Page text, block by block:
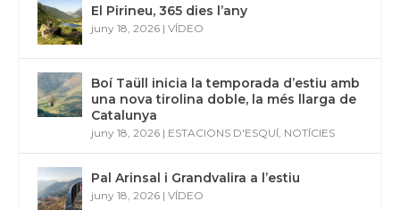
El Pirineu, 365 dies l’any
juny 18, 2026 |VÍDEO
Boí Taüll inicia la temporada d’estiu amb
una nova tirolina doble, la més llarga de
Catalunya
juny 18, 2026 | ESTACIONS D'ESQUÍ NOTÍCIES
Pal Arinsal i Grandvalira a l’estiu
juny 18, 2026 |VÍDEO